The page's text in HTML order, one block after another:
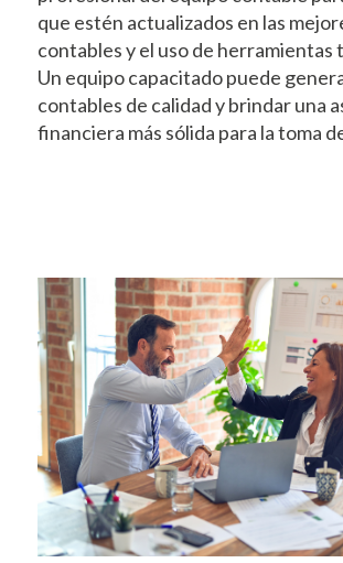
que estén actualizados en las
contables y el uso de herramientas
Un equipo capacitado puede
contables de calidad y brindar una
financiera más sólida para la toma